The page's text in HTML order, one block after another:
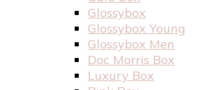
Glossybox
Glossybox Young
Glossybox Men
Doc Morris Box
Luxury Box